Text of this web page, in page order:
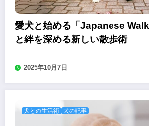
愛犬と始める「Japanese
と絆を深める新しい散歩術
2025年10月7日
犬との生活術 犬の記事